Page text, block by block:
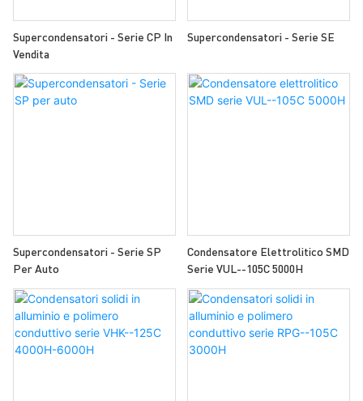
Supercondensatori - Serie CP In
Vendita
Supercondensatori - Serie SE
Supercondensatori - Serie SP
Per Auto
Condensatore Elettrolitico SMD
Serie VUL--105C 5000H